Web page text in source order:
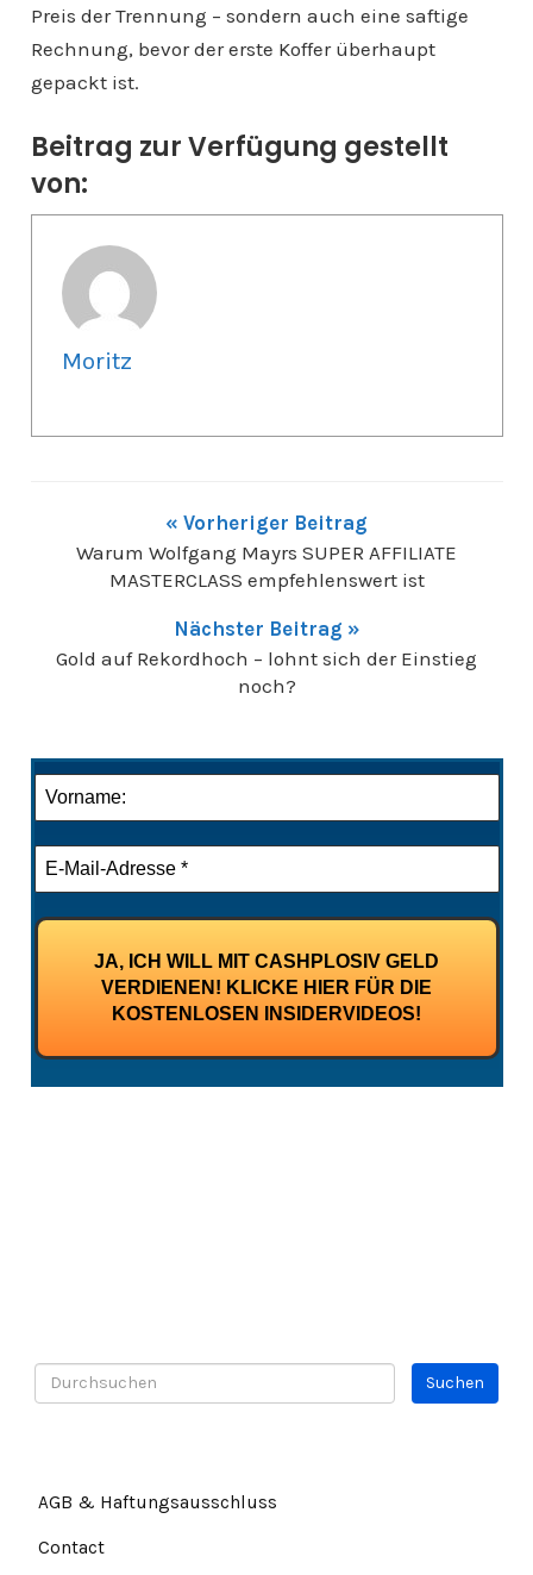
Preis der Trennung – sondern auch eine saftige
Rechnung, bevor der erste Koffer überhaupt
gepackt ist.
Beitrag zur Verfügung gestellt
von:
Moritz
« Vorheriger Beitrag
Warum Wolfgang Mayrs SUPER AFFILIATE
MASTERCLASS empfehlenswert ist
Nächster Beitrag »
Gold auf Rekordhoch – lohnt sich der Einstieg
noch?
AGB & Haftungsausschluss
Contact